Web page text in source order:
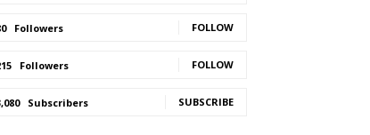
Followers FOLLOW
Followers FOLLOW
Subscribers SUBSCRIBE